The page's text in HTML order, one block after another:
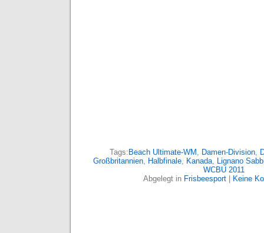
Tags: Beach Ultimate-WM , Damen-Division,
Großbritannien, Halbfinale, Kanada, Lignano
WCBU 2011
Abgelegt in Frisbeesport Keine